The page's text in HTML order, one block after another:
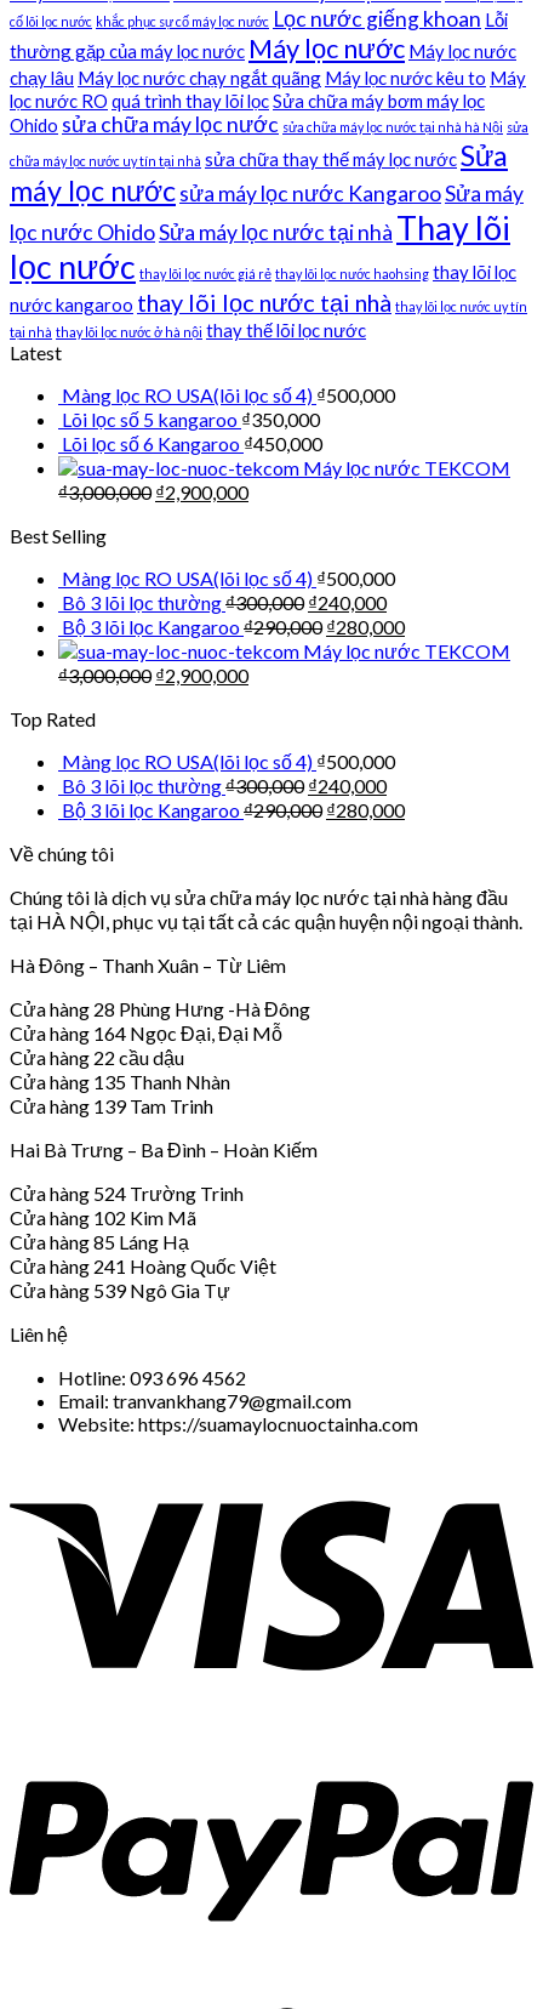
cố lõi lọc nước khắc phục sự cố máy lọc nước Lọc nước giếng khoan Lỗi
thường gặp của máy lọc nước Máy lọc nước Máy lọc nước
chạy lâu Máy lọc nước chạy ngắt quãng Máy lọc nước kêu to Máy
lọc nước RO quá trình thay lõi lọcSửa chữa máy bơm máy lọc
Ohido sửa chữa máy lọc nước sửa chữa máy lọc nước tại nhà hà Nội sửa
chữa máy lọc nước uy tín tại nhà sửa chữa thay thế máy lọc nướcSửa
máy lọc nướcsửa máy lọc nước KangarooSửa máy
lọc nước OhidoSửa máy lọc nước tại nhà Thay lõi
lọc nước thay lõi lọc nước giá rẻ thay lõi lọc nước haohsing thay lõi lọc
nước kangaroo thay lõi lọc nước tại nhà thay lõi lọc nước uy tín
tại nhà thay lõi lọc nước ở hà nội thay thế lõi lọc nước
Latest
Màng lọc RO USA(lõi lọc số 4) ₫500,000
Lõi lọc số 5 kangaroo ₫350,000
Lõi lọc số 6 Kangaroo ₫450,000
Máy lọc nước TEKCOM
₫3,000,000 ₫2,900,000
Best Selling
Màng lọc RO USA(lõi lọc số 4) ₫500,000
Bô 3 lõi lọc thường₫300,000 ₫240,000
Bộ 3 lõi lọc Kangaroo₫290,000 ₫280,000
Máy lọc nước TEKCOM
₫3,000,000 ₫2,900,000
Top Rated
Màng lọc RO USA(lõi lọc số 4) ₫500,000
Bô 3 lõi lọc thường₫300,000 ₫240,000
Bộ 3 lõi lọc Kangaroo₫290,000 ₫280,000
Về chúng tôi
Chúng tôi là dịch vụ sửa chữa máy lọc nước tại nhà hàng đầu
tại HÀ NỘI, phục vụ tại tất cả các quận huyện nội ngoại thành.
Hà Đông – Thanh Xuân – Từ Liêm
Cửa hàng 28 Phùng Hưng -Hà Đông
Cửa hàng 164 Ngọc Đại, Đại Mỗ
Cửa hàng 22 cầu dậu
Cửa hàng 135 Thanh Nhàn
Cửa hàng 139 Tam Trinh
Hai Bà Trưng – Ba Đình – Hoàn Kiếm
Cửa hàng 524 Trường Trinh
Cửa hàng 102 Kim Mã
Cửa hàng 85 Láng Hạ
Cửa hàng 241 Hoàng Quốc Việt
Cửa hàng 539 Ngô Gia Tự
Liên hệ
Hotline: 093 696 4562
Email: tranvankhang79@gmail.com
Website: https://suamaylocnuoctainha.com